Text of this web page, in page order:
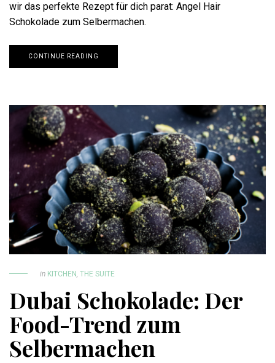
wir das perfekte Rezept für dich parat: Angel Hair
Schokolade zum Selbermachen.
CONTINUE READING
in KITCHEN THE SUITE
Dubai Schokolade: Der
Food-Trend zum
Selbermachen